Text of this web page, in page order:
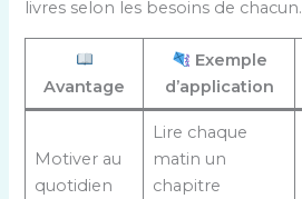
livres selon les besoins de chacun.
Avantage
Exemple
d’application
Motiver au
quotidien
Lire chaque
matin un
chapitre